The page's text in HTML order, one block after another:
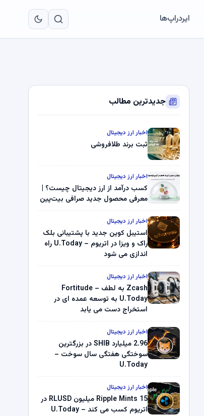
ایردراپ‌ها
جدیدترین مطالب
اخبار ارز دیجیتال
ثبت برند طلافروشی
اخبار ارز دیجیتال
کسب درآمد از ارز دیجیتال چیست؟ |
معرفی محصول جدید صرافی بیت‌پین
اخبار ارز دیجیتال
استیبل کوین جدید با پشتیبانی بلک
راک و ویزا در اتریوم – U.Today راه
اندازی می شود
اخبار ارز دیجیتال
Zcash به لطف Fortitude –
U.Today به توسعه عمده ای در
استخراج دست می یابد
اخبار ارز دیجیتال
2.96 میلیارد SHIB در بزرگترین
سوختگی هفتگی سال سوخت –
U.Today
اخبار ارز دیجیتال
Ripple Mints 15 میلیون RLUSD در
اتریوم کسب می کند – U.Today